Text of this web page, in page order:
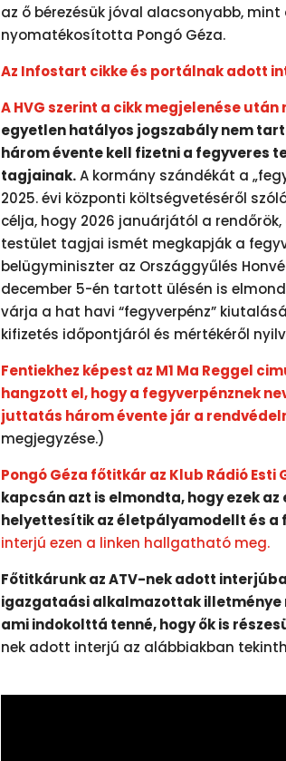
az ő bérezésük jóval alacsonyabb,
nyomatékosította Pongó Géza.
Az Infostart cikke és portálnak adott
A HVG szerint a cikk megjelenése után
egyetlen hatályos jogszabály nem
három évente kell fizetni a fegyveres
tagjainak.A kormány szándékát a
2025. évi központi költségvetéséről
célja, hogy 2026 januárjától a
testület tagjai ismét megkapják a
belügyminiszter az Országgyűlés
december 5-én tartott ülésén is
várja a hat havi “fegyverpénz”
kifizetés időpontjáról és mértékéről
Fentiekhez képest az M1 Ma Reggel
hangzott el, hogy a fegyverpénznek
juttatás három évente jár a
megjegyzése.)
Pongó Géza főtitkár az Klub Rádió
kapcsán azt is elmondta, hogy ezek
helyettesítik az életpályamodellt és
interjú ezen a linken hallgatható meg.
Főtitkárunk az ATV-nek adott
igazgataási alkalmazottak
ami indokolttá tenné, hogy ők is
nek adott interjú az alábbiakban